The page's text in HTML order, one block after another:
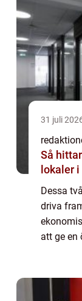
31 juli
Så
lokaler
Dessa
driva
att ge en